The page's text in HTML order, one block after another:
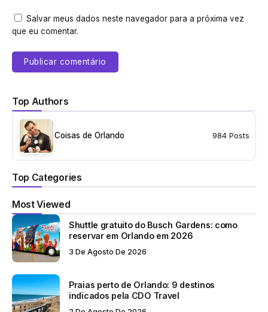
Salvar meus dados neste navegador para a próxima vez
que eu comentar.
Top Authors
Coisas de Orlando 984 Posts
Top Categories
Most Viewed
Shuttle gratuito do Busch Gardens: como
reservar em Orlando em 2026
3 De Agosto De 2026
Praias perto de Orlando: 9 destinos
indicados pela CDO Travel